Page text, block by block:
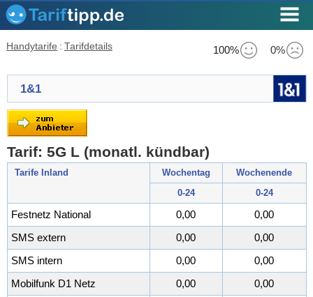
100% 0%
Handytarife : Tarifdetails
1&1
Tarif: 5G L (monatl. kündbar)
Tarife Inland Wochentag Wochenende
0-24 0-24
Festnetz National 0,00
0,00
SMS extern
0,00
0,00
SMS intern
0,00
0,00
Mobilfunk D1 Netz
0,00
0,00